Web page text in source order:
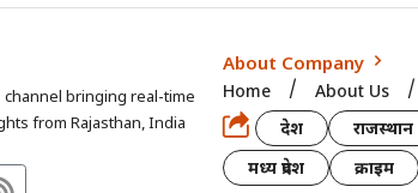
channel bringing real-time
from Rajasthan, India
About Company
Home About Us
देश
राजस्थान
मध्य प्रदेश
क्राइम